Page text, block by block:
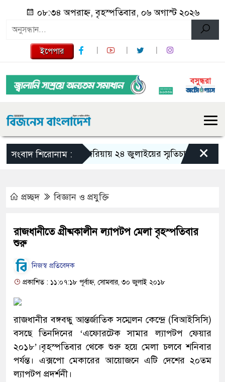
০৮:৩৪ অপরাহ্ন, বৃহস্পতিবার, ০৬ অগাস্ট ২০২৬
ইপেপার
সংবাদ শিরোনাম :গজারিয়ায় ২৪ জুলাইয়ের স্মৃতিচারণ: গুমের×
প্রচ্ছদ বিজ্ঞান ও প্রযুক্তি
রাজধানীতে গ্রীষ্মকালীন ল্যাপটপ মেলা বৃহস্পতিবার
শুরু
নিজস্ব প্রতিবেদক
প্রকাশিত : ১১:০৭:১৮ পূর্বাহ্ন, সোমবার, ৩০ জুলাই ২০১৮
রাজধানীর বঙ্গবন্ধু আন্তর্জাতিক সম্মেলন কেন্দ্রে (বিআইসিসি)
বসছে তিনদিনের ‘এফোরটেক সামার ল্যাপটপ ফেয়ার
২০১৮’।বৃহস্পতিবার থেকে শুরু হয়ে মেলা চলবে শনিবার
পর্যন্ত। এক্সপো মেকারের আয়োজনে এটি দেশের ২০তম
ল্যাপটপ প্রদর্শনী।